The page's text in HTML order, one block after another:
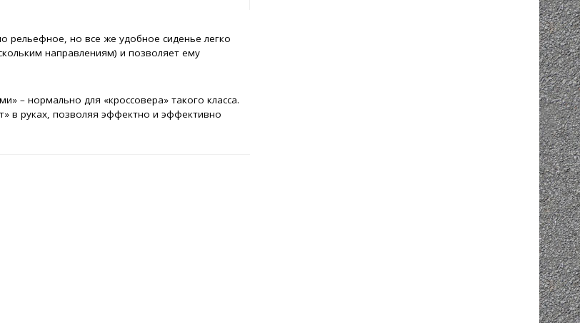
рельефное, но все же удобное сиденье легко
направлениям) и позволяет ему
– нормально для «кроссовера» такого класса.
в руках, позволяя эффектно и эффективно